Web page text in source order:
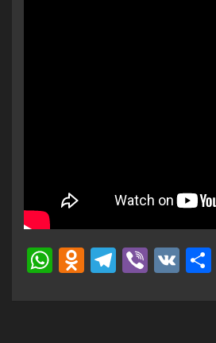
WhatsApp
Telegram
Viber
VK